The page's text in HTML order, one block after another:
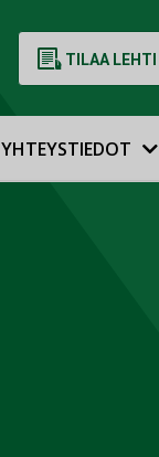
TILAA LEHTI
YHTEYSTIEDOT